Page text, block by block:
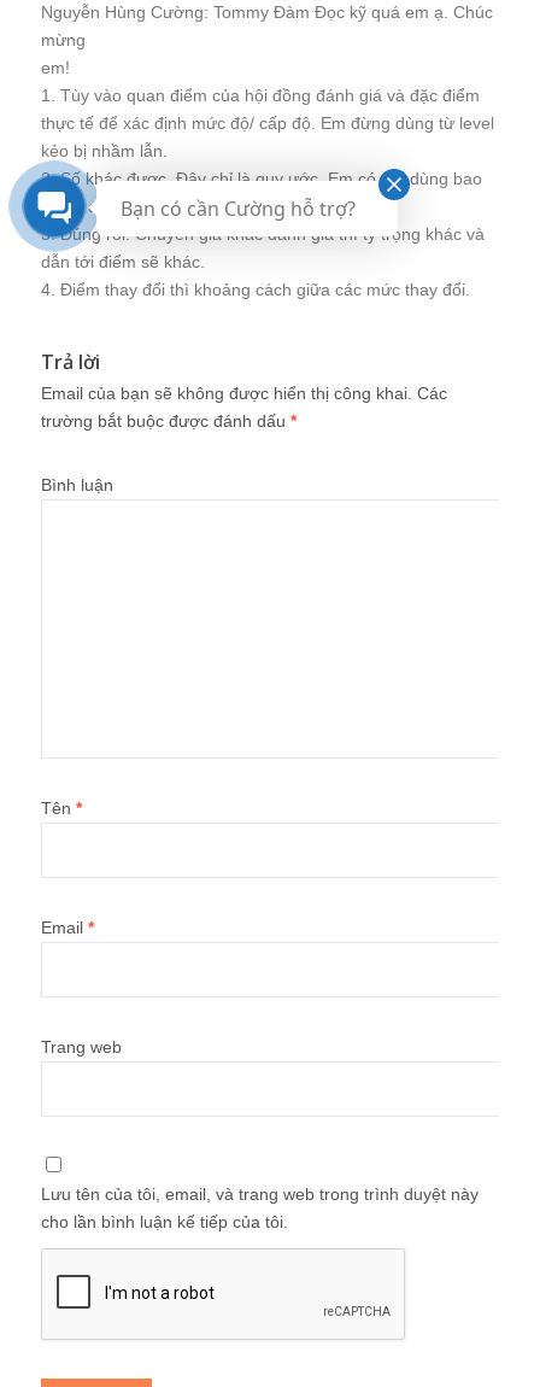
Nguyễn Hùng Cường: Tommy Đàm Đọc kỹ quá em ạ. Chúc
mừng
em!
1. Tùy vào quan điểm của hội đồng đánh giá và đặc điểm
thực tế để xác định mức độ/ cấp độ. Em đừng dùng từ level
kẻo bị nhầm lẫn.
2. Số khác được. Đây chỉ là quy ước. Em có thể dùng bao
nhiêu điểm tùy em.
3. Đúng rồi. Chuyên gia khác đánh giá thì tỷ trọng khác và
dẫn tới điểm sẽ khác.
4. Điểm thay đổi thì khoảng cách giữa các mức thay đổi.
Trả lời
Email của bạn sẽ không được hiển thị công khai. Các
trường bắt buộc được đánh dấu *
Bình luận
Tên *
Email *
Trang web
Lưu tên của tôi, email, và trang web trong trình duyệt này
cho lần bình luận kế tiếp của tôi.
Bạn có cần Cường hỗ trợ?